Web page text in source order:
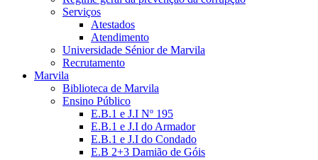
Serviços
Atestados
Atendimento
Universidade Sénior de Marvila
Recrutamento
Marvila
Biblioteca de Marvila
Ensino Público
E.B.1 e J.I Nº 195
E.B.1 e J.I do Armador
E.B.1 e J.I do Condado
E.B 2+3 Damião de Góis